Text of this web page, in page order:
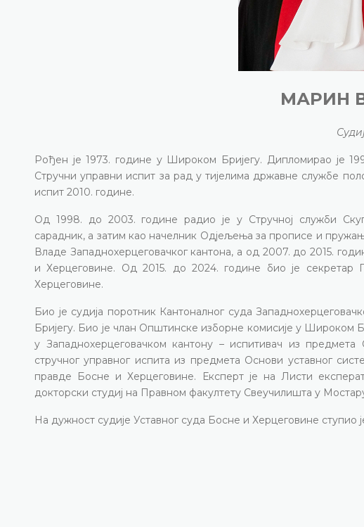
МАРИН
Рођен је 1973. године у Широком Бријегу. Дипломирао је
Стручни управни испит за рад у тијелима државне службе
испит 2010. године.
Од 1998. до 2003. године радио је у Стручној служби
сарадник, а затим као начелник Одјељења за прописе и
Владе Западнохерцеговачког кантона, а од 2007. до 2015.
и Херцеговине. Од 2015. до 2024. године био је
Херцеговине.
Био је судија поротник Кантоналног суда
Бријегу. Био је члан Општинске изборне комисије у Широком
у Западнохерцеговачком кантону – испитивач из
стручног управног испита из предмета Основи уставног
правде Босне и Херцеговине. Експерт је на Листи
докторски студиј на Правном факултету Свеучилишта у
На дужност судије Уставног суда Босне и Херцеговине ступио